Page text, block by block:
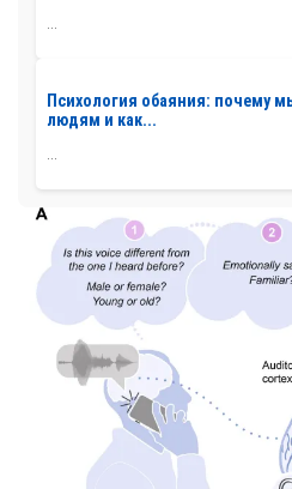
Психология обаяния: почему
людям и как...
...